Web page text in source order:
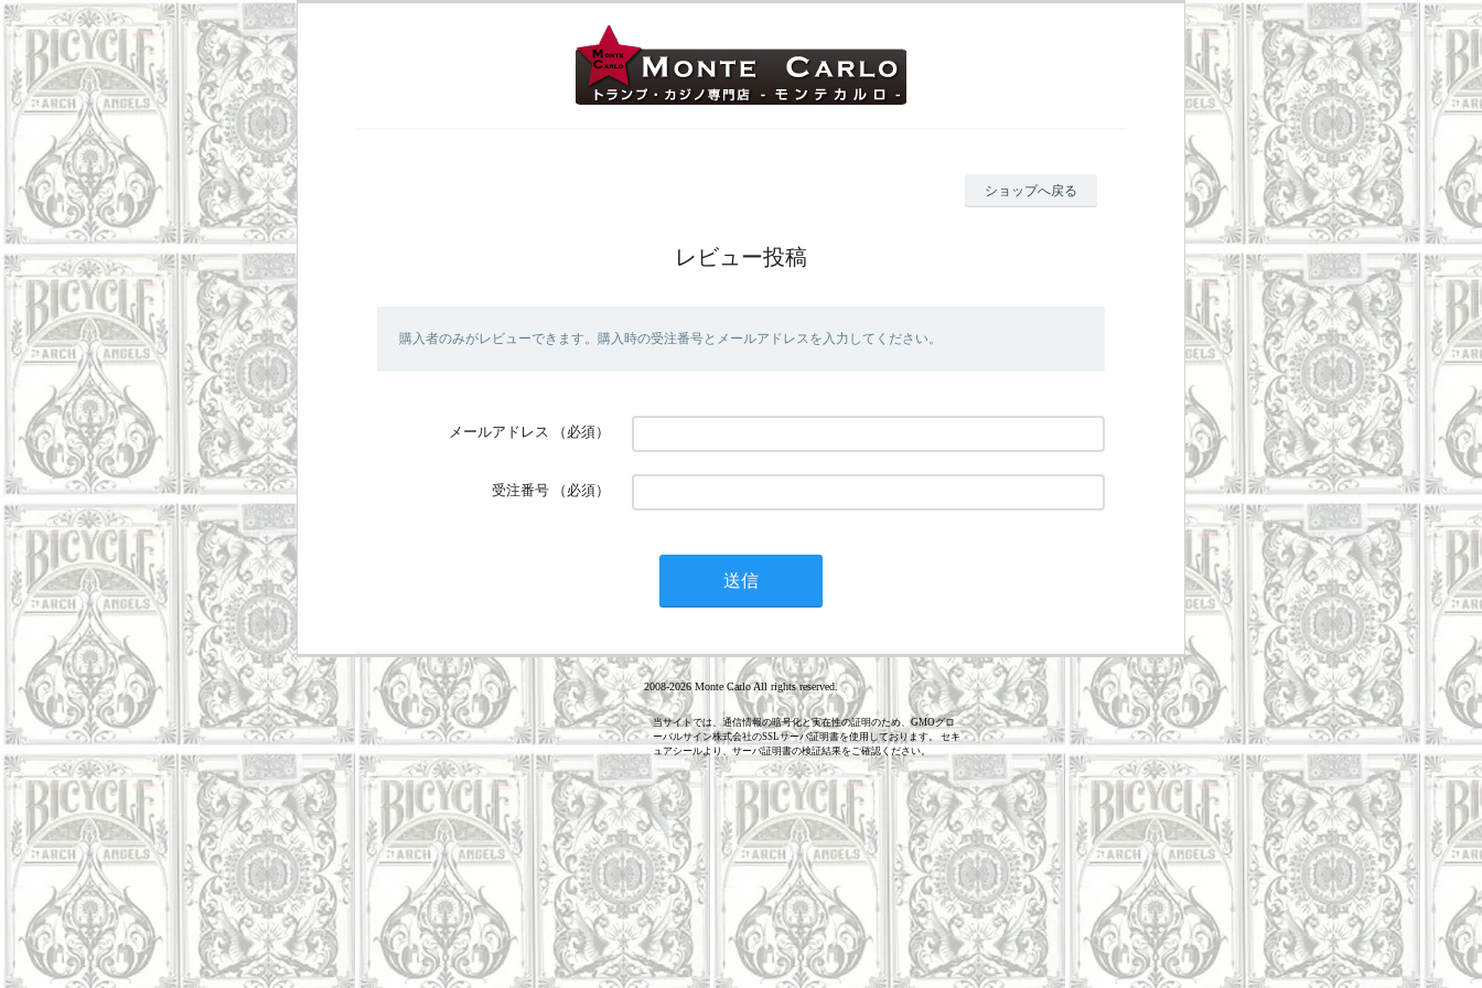
ショップへ戻る
レビュー投稿
購入者のみがレビューできます。購入時の受注番号とメールアドレスを入力してください。
メールアドレス （必須）
受注番号 （必須）
2008-2026 Monte Carlo All rights reserved.
当サイトでは、通信情報の暗号化と実在性の証明のため、GMOグロ
ーバルサイン株式会社のSSLサーバ証明書を使用しております。 セキ
ュアシールより、サーバ証明書の検証結果をご確認ください。